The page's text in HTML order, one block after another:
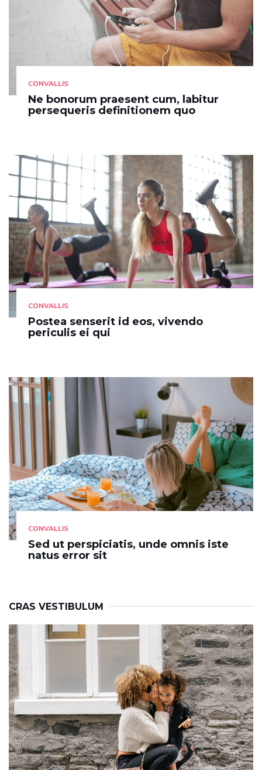
CONVALLIS
Ne bonorum praesent cum, labitur
persequeris definitionem quo
CONVALLIS
Postea senserit id eos, vivendo
periculis ei qui
CONVALLIS
Sed ut perspiciatis, unde omnis iste
natus error sit
CRAS VESTIBULUM